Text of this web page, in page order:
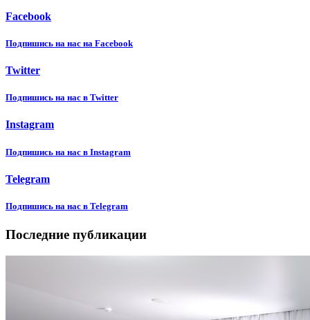
Facebook
Подпишиcь на нас на Facebook
Twitter
Подпишиcь на нас в Twitter
Instagram
Подпишиcь на нас в Instagram
Telegram
Подпишиcь на нас в Telegram
Последние публикации